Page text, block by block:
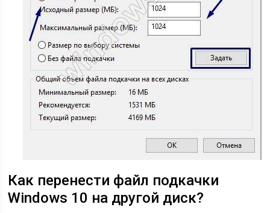
Как перенести файл подкачки
Windows 10 на другой диск?